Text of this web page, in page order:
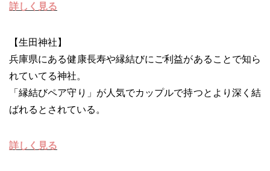
詳しく見る
【生田神社】
兵庫県にある健康長寿や縁結びにご利益があることで知ら
れていてる神社。
「縁結びペア守り」が人気でカップルで持つとより深く結
ばれるとされている。
詳しく見る